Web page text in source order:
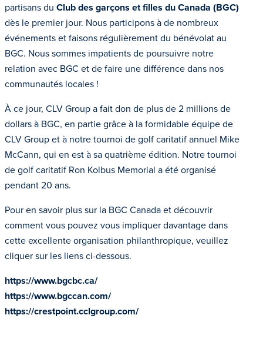
partisans du Club des garçons et filles du Canada (BGC)
dès le premier jour. Nous participons à de nombreux
événements et faisons régulièrement du bénévolat au
BGC. Nous sommes impatients de poursuivre notre
relation avec BGC et de faire une différence dans nos
communautés locales !
À ce jour, CLV Group a fait don de plus de 2 millions de
dollars à BGC, en partie grâce à la formidable équipe de
CLV Group et à notre tournoi de golf caritatif annuel Mike
McCann, qui en est à sa quatrième édition. Notre tournoi
de golf caritatif Ron Kolbus Memorial a été organisé
pendant 20 ans.
Pour en savoir plus sur la BGC Canada et découvrir
comment vous pouvez vous impliquer davantage dans
cette excellente organisation philanthropique, veuillez
cliquer sur les liens ci-dessous.
https://www.bgcbc.ca/
https://www.bgccan.com/
https://crestpoint.cclgroup.com/